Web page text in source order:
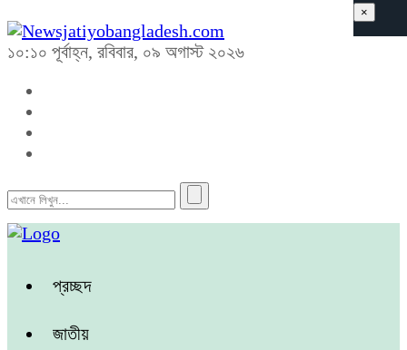
১০:১০ পূর্বাহ্ন, রবিবার, ০৯ অগাস্ট ২০২৬
প্রচ্ছদ
জাতীয়
×